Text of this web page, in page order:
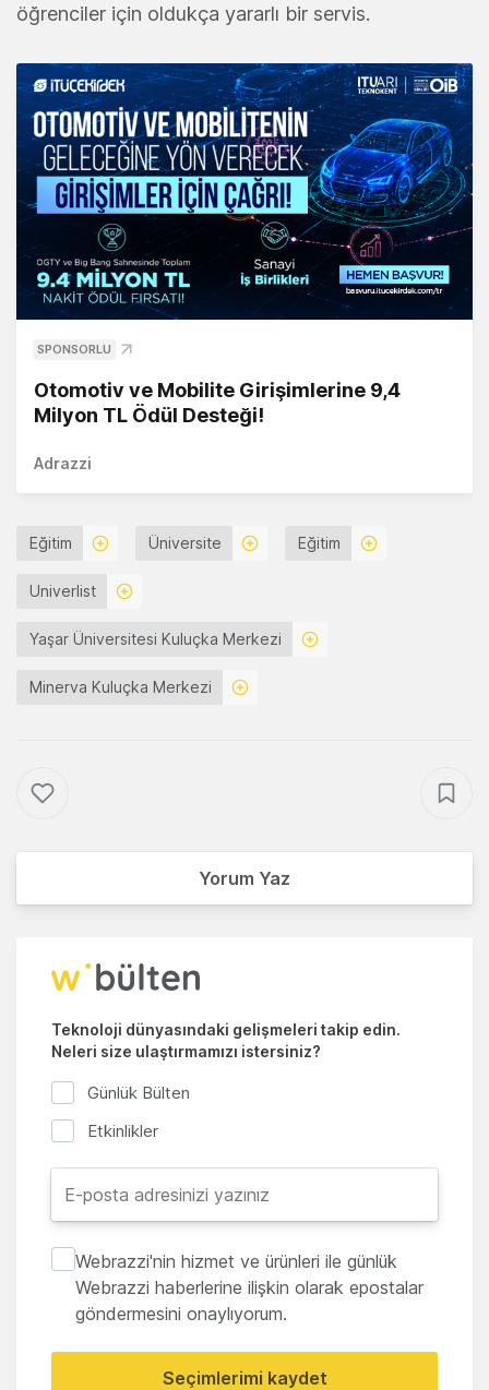
öğrenciler için oldukça yararlı bir servis.
SPONSORLU
Otomotiv ve Mobilite Girişimlerine 9,4
Milyon TL Ödül Desteği!
Adrazzi
Eğitim Üniversite Eğitim
Univerlist
Yaşar Üniversitesi Kuluçka Merkezi
Minerva Kuluçka Merkezi
Yorum Yaz
Teknoloji dünyasındaki gelişmeleri takip edin.
Neleri size ulaştırmamızı istersiniz?
Günlük Bülten
Etkinlikler
Webrazzi'nin hizmet ve ürünleri ile günlük
Webrazzi haberlerine ilişkin olarak epostalar
göndermesini onaylıyorum.
Seçimlerimi kaydet